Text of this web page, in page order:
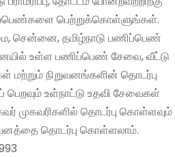
பெற்றுக்கொள்ளுங்கள்.
சென்னை, தமிழ்நாடு பணிப்பெண்
உள்ள பணிப்பெண் சேவை, வீட்டு
மற்றும் நிறுவனங்களின் தொடர்பு
பெறவும் உள்நாட்டு உதவி சேவைகள்
முகவரிகளில் தொடர்பு கொள்ளவும்
தொடர்பு கொள்ளலாம்.